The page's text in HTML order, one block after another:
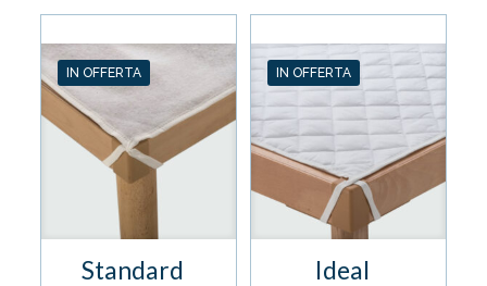
IN OFFERTA
Standard
IN OFFERTA
Ideal